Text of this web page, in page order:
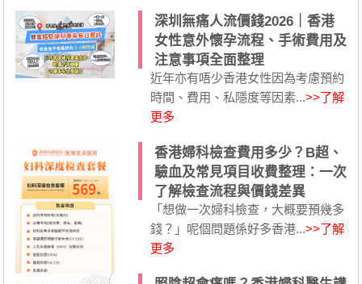
深圳無痛人流價錢2026｜香港
女性意外懷孕流程、手術費用及
注意事項全面整理
近年亦有唔少香港女性因為考慮預約
時間、費用、私隱度等因素...>>了解
更多
香港婦科檢查費用多少？B超、
驗血及常見項目收費整理：一次
了解檢查流程與價錢差異
「想做一次婦科檢查，大概要預幾多
錢？」呢個問題係好多香港...>>了解
更多